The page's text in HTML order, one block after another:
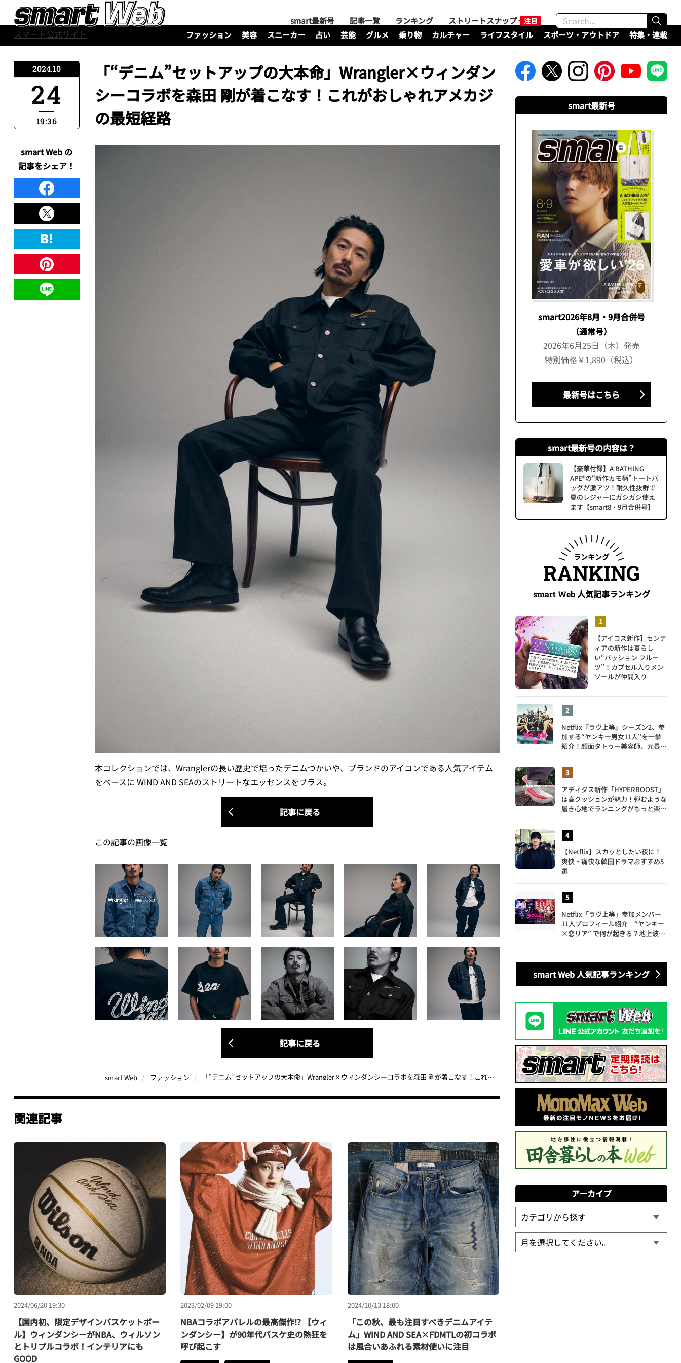
スマート公式サイト
smart最新号 記事一覧 ランキング
ストリートスナップ
ファッション
美容 スニーカー 占い 芸能 グルメ 乗り物 カルチャー ライフスタイル スポーツ・アウトドア 特集・連載
「“デニム”セットアップの大本命」Wrangler×ウィンダン
シーコラボを森田 剛が着こなす！これがおしゃれアメカジ
の最短経路
本コレクションでは、Wranglerの⻑い歴史で培ったデニムづかいや、ブランドのアイコンである人気アイテム
をベースに WIND AND SEAのストリートなエッセンスをプラス。
記事に戻る
この記事の画像一覧
記事に戻る
smart Web ファッション 「“デニム”セットアップの大本命」Wrangler×ウィンダンシーコラボを森田 剛が着こなす！これがおしゃれアメカジの最短経路
2024.10
24
19:36
smart Web の
記事をシェア！
関連記事
2024/06/20 19:30
【国内初、限定デザインバスケットボー
ル】ウィンダンシーがNBA、ウィルソン
とトリプルコラボ！インテリアにも
GOOD
2023/02/09 19:00
NBAコラボアパレルの最高傑作!? 【ウィ
ンダンシー】が90年代バスケ史の熱狂を
呼び起こす
2024/10/13 18:00
「この秋、最も注目すべきデニムアイテ
ム」WIND AND SEA×FDMTLの初コラボ
は風合いあふれる素材使いに注目
smart最新号
smart2026年8月・9月合併号
（通常号）
2026年6月25日（木）発売
特別価格￥1,890（税込）
最新号はこちら
smart最新号の内容は？
【豪華付録】A BATHING
APE®の“新作カモ柄”トートバ
ッグが激アツ！耐久性抜群で
夏のレジャーにガシガシ使え
ます【smart8・9月合併号】
ランキング
RANKING
smart Web人気記事ランキング
【アイコス新作】センテ
ィアの新作は夏らし
い“パッション フルー
ツ”！カプセル入りメン
ソールが仲間入り
Netflix『ラヴ上等』シーズン2、参
加する“ヤンキー男女11人”を一挙
紹介！顔面タトゥー美容師、元暴走
アディダス新作「HYPERBOOST」
は高クッションが魅力！弾むような
履き心地でランニングがもっと楽し
【Netflix】スカッとしたい夜に！
爽快・痛快な韓国ドラマおすすめ5
選
Netflix「ラヴ上等」参加メンバー
11人プロフィール紹介 “ヤンキー
×恋リア” で何が起きる？地上波で
smart Web 人気記事ランキング
アーカイブ